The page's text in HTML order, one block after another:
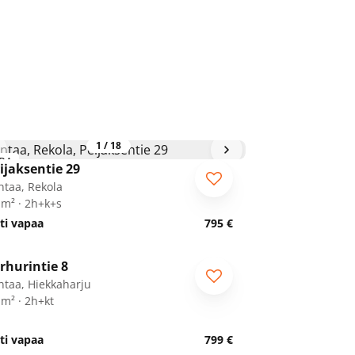
1 / 18
29
Rekola
· 2h+k+s
vapaa
795 €
8
Hiekkaharju
· 2h+kt
vapaa 799 €